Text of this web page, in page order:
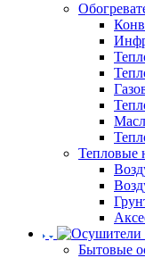
Тепловые
Бытовые